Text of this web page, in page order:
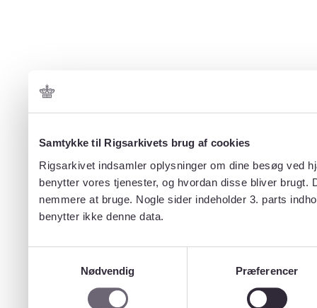
Samtykke til Rigsarkivets brug af cookies
Rigsarkivet indsamler oplysninger om dine besøg ved
benytter vores tjenester, og hvordan disse bliver
nemmere at bruge. Nogle sider indeholder 3. parts
benytter ikke denne data.
Nødvendig
Præferencer